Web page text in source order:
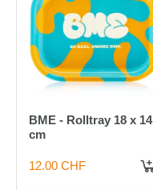
BME - Rolltray 18 x 14
cm
12.00 CHF